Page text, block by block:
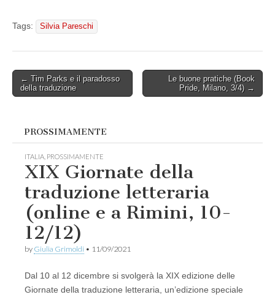
Tags: Silvia Pareschi
Post
navigation
← Tim Parks e il paradosso
della traduzione
Le buone pratiche (Book
Pride, Milano, 3/4) →
PROSSIMAMENTE
ITALIA PROSSIMAMENTE
XIX Giornate della
traduzione letteraria
(online e a Rimini, 10-
12/12)
by Giulia Grimoldi • 11/09/2021
Dal 10 al 12 dicembre si svolgerà la XIX edizione delle
Giornate della traduzione letteraria, un’edizione speciale